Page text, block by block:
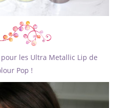
les Ultra Metallic Lip de
Pop !